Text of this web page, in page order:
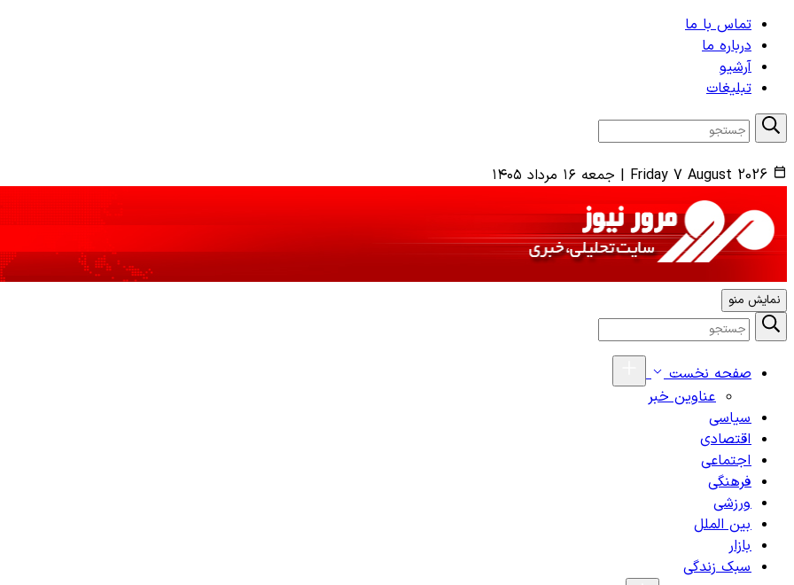
تماس با ما
درباره ما
آرشیو
تبلیغات
Friday 7 August 2026
| جمعه ۱۶ مرداد ۱۴۰۵
نمایش منو
صفحه نخست
عناوین خبر
سیاسی
اقتصادی
اجتماعی
فرهنگی
ورزشی
بین الملل
بازار
سبک زندگی